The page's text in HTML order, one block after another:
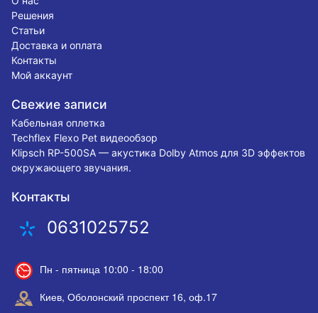
Решения
Статьи
Доставка и оплата
Контакты
Мой аккаунт
Свежие записи
Кабельная оплетка
Techflex Flexo Pet видеообзор
Klipsch RP-500SA — акустика Dolby Atmos для 3D эффектов
окружающего звучания.
Контакты
0631025752
Пн - пятница 10:00 - 18:00
Киев, Оболонский проспект 16, оф.17